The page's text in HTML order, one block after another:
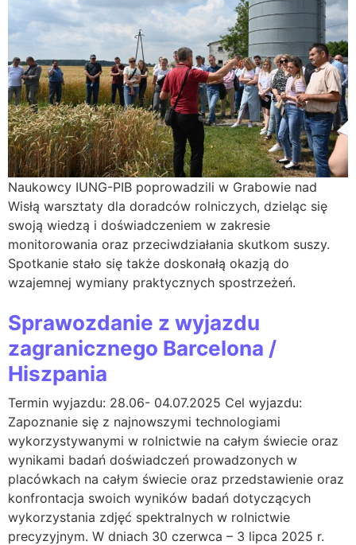
Naukowcy IUNG-PIB poprowadzili w Grabowie nad
Wisłą warsztaty dla doradców rolniczych, dzieląc się
swoją wiedzą i doświadczeniem w zakresie
monitorowania oraz przeciwdziałania skutkom suszy.
Spotkanie stało się także doskonałą okazją do
wzajemnej wymiany praktycznych spostrzeżeń.
Sprawozdanie z wyjazdu
zagranicznego Barcelona /
Hiszpania
Termin wyjazdu: 28.06- 04.07.2025 Cel wyjazdu:
Zapoznanie się z najnowszymi technologiami
wykorzystywanymi w rolnictwie na całym świecie oraz
wynikami badań doświadczeń prowadzonych w
placówkach na całym świecie oraz przedstawienie oraz
konfrontacja swoich wyników badań dotyczących
wykorzystania zdjęć spektralnych w rolnictwie
precyzyjnym. W dniach 30 czerwca – 3 lipca 2025 r.